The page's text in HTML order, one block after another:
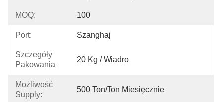
MOQ: 100
Port: Szanghaj
Szczegóły
Pakowania:
20 Kg / Wiadro
Możliwość
Supply:
500 Ton/ton Miesięcznie